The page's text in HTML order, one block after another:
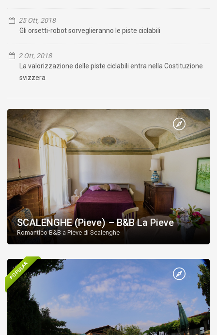
25 Ott, 2018
Gli orsetti-robot sorveglieranno le piste ciclabili
2 Ott, 2018
La valorizzazione delle piste ciclabili entra nella Costituzione
svizzera
SCALENGHE (Pieve) – B&B La Pieve
Romantico B&B a Pieve di Scalenghe
POPULAR